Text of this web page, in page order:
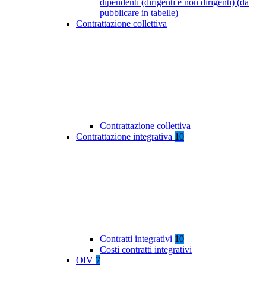
dipendenti (dirigenti e non dirigenti) (da
pubblicare in tabelle)
Contrattazione collettiva
Contrattazione collettiva
Contrattazione integrativa 10
Contratti integrativi 10
Costi contratti integrativi
OIV 7